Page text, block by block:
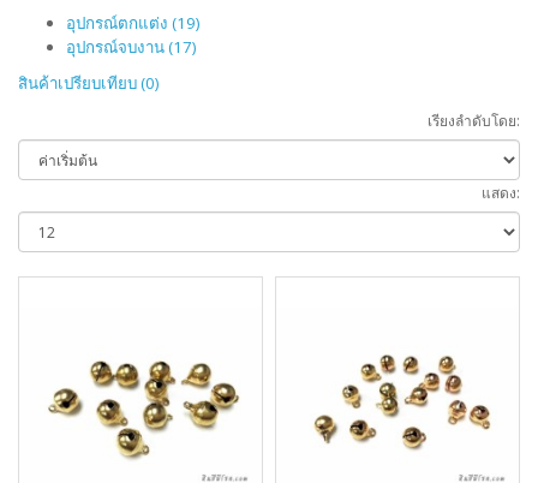
อุปกรณ์ตกแต่ง (19)
อุปกรณ์จบงาน (17)
สินค้าเปรียบเทียบ (0)
เรียงลำดับโดย:
แสดง: